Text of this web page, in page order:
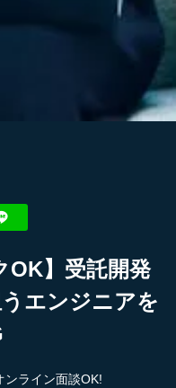
OK】受託開発
エンジニアを
ンライン面談OK!